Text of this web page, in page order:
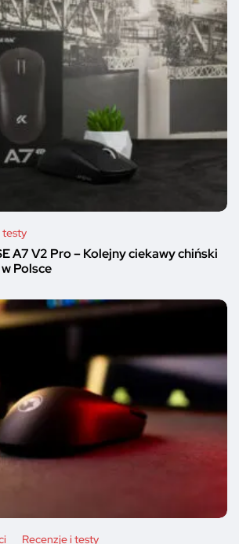
testy
A7 V2 Pro – Kolejny ciekawy chiński
Polsce
Recenzje i testy